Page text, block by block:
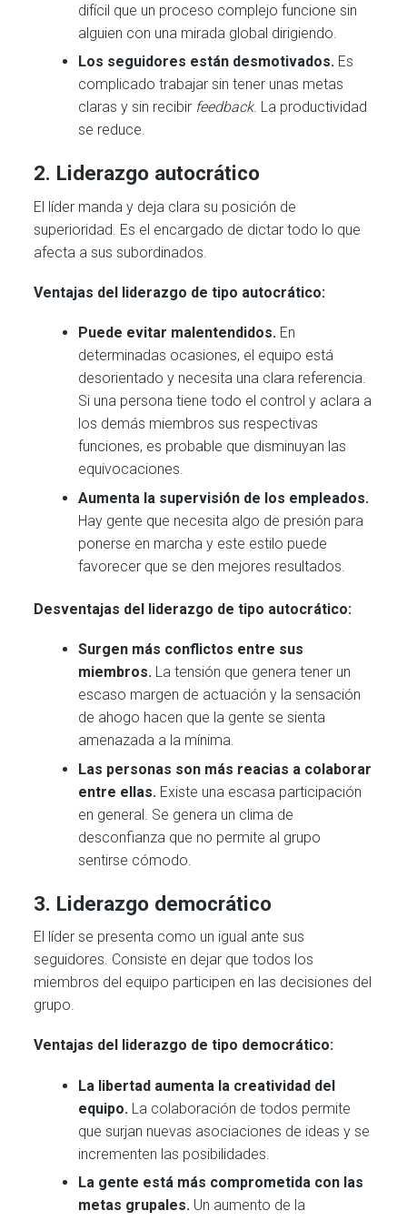
difícil que un proceso complejo funcione sin
alguien con una mirada global dirigiendo.
Los seguidores están desmotivados. Es
complicado trabajar sin tener unas metas
claras y sin recibir feedback. La productividad
se reduce.
2. Liderazgo autocrático
El líder manda y deja clara su posición de
superioridad. Es el encargado de dictar todo lo que
afecta a sus subordinados.
Ventajas del liderazgo de tipo autocrático:
Puede evitar malentendidos. En
determinadas ocasiones, el equipo está
desorientado y necesita una clara referencia.
Si una persona tiene todo el control y aclara a
los demás miembros sus respectivas
funciones, es probable que disminuyan las
equivocaciones.
Aumenta la supervisión de los empleados.
Hay gente que necesita algo de presión para
ponerse en marcha y este estilo puede
favorecer que se den mejores resultados.
Desventajas del liderazgo de tipo autocrático:
Surgen más conflictos entre sus
miembros. La tensión que genera tener un
escaso margen de actuación y la sensación
de ahogo hacen que la gente se sienta
amenazada a la mínima.
Las personas son más reacias a colaborar
entre ellas. Existe una escasa participación
en general. Se genera un clima de
desconfianza que no permite al grupo
sentirse cómodo.
3. Liderazgo democrático
El líder se presenta como un igual ante sus
seguidores. Consiste en dejar que todos los
miembros del equipo participen en las decisiones del
grupo.
Ventajas del liderazgo de tipo democrático:
La libertad aumenta la creatividad del
equipo. La colaboración de todos permite
que surjan nuevas asociaciones de ideas y se
incrementen las posibilidades.
La gente está más comprometida con las
metas grupales. Un aumento de la